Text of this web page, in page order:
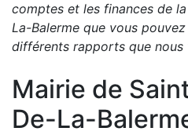
comptes et les finances de
La-Balerme que vous
différents rapports que nous
Mairie de
De-La-